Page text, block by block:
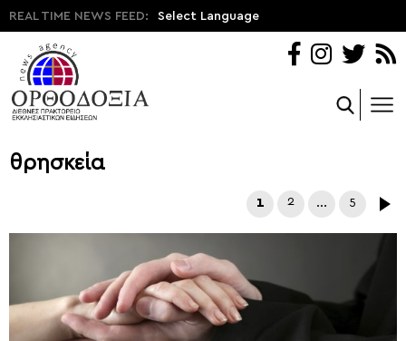
REAL TIME NEWS FEED: Select Language
θρησκεία
1 2 … 5